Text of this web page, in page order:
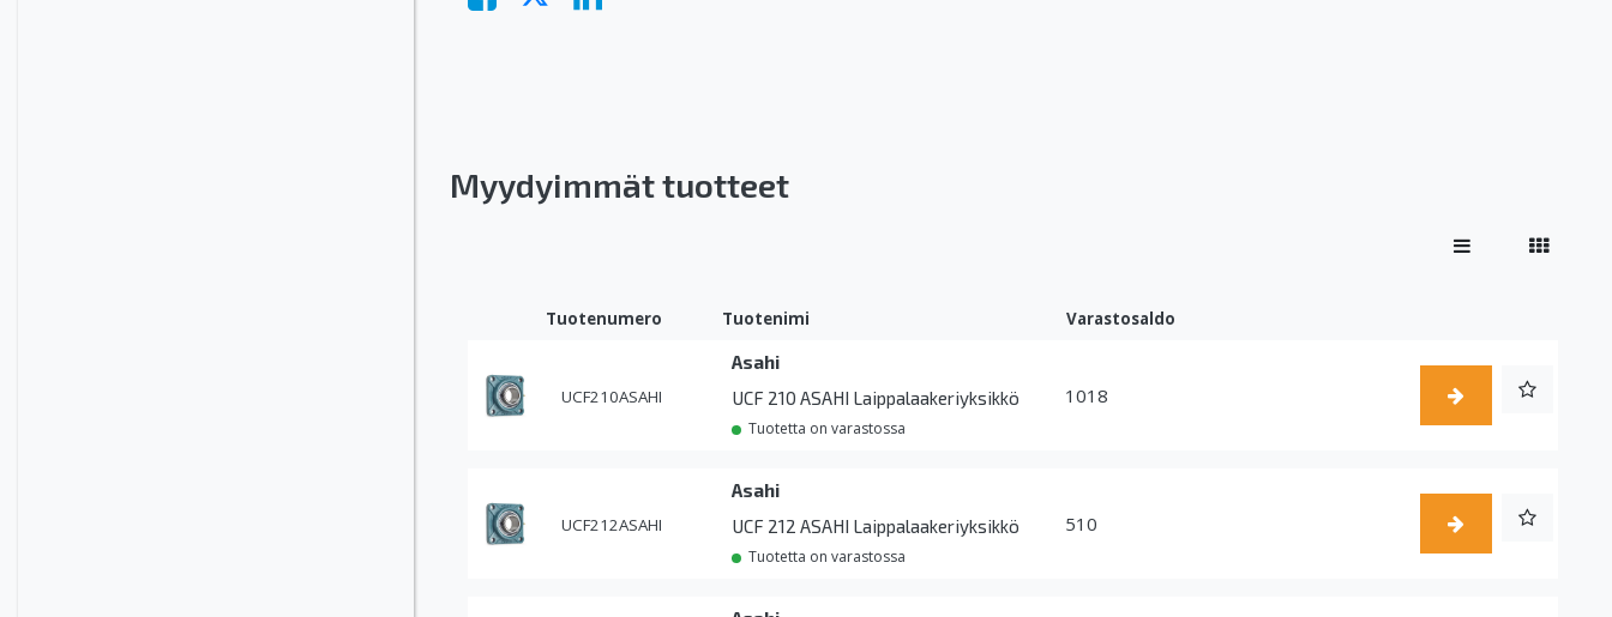
Myydyimmät tuotteet
Tuotenumero Tuotenimi Varastosaldo
UCF210ASAHI
Asahi
UCF 210 ASAHI Laippalaakeriyksikkö
Tuotetta on varastossa
1018
UCF212ASAHI
Asahi
UCF 212 ASAHI Laippalaakeriyksikkö
Tuotetta on varastossa
510